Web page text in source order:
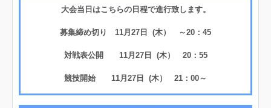
大会当日はこちらの日程で進行致します。
募集締め切り 11月27日 (木） ～20：45
対戦表公開 11月27日 (木） 20：55
競技開始 11月27日 (木） 21：00～